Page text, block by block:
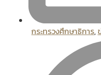
กระทรวงศึกษาธิการ,